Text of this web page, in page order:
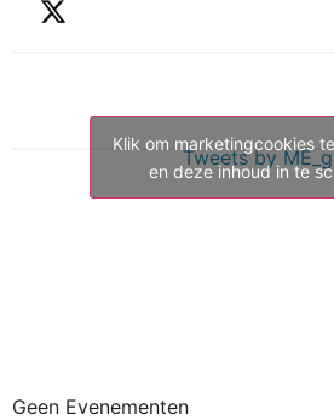
Tweets by
Klik om marketingcookies
en deze inhoud in te
Geen Evenementen